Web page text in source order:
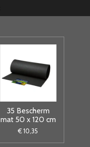
35 Bescherm
mat 50 x 120 cm
€ 10,35